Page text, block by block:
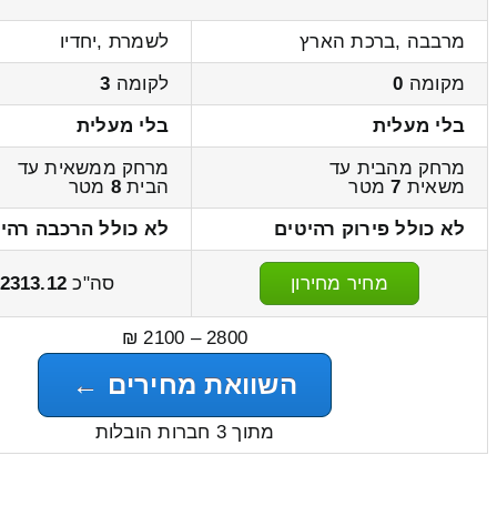
מרבבה ,ברכת הארץ
לשמרת ,יחדיו
מקומה 0 לקומה 3
בלי מעלית
בלי מעלית
מרחק מהבית עד
משאית 7מטר
מרחק ממשאית עד
הבית8 מטר
לא כולל פירוק רהיטים
לא כולל הרכבה
מחיר מחירון סה"כ 2313.12
2800 – 2100 ₪
השוואת מחירים ←
מתוך 3 חברות הובלות